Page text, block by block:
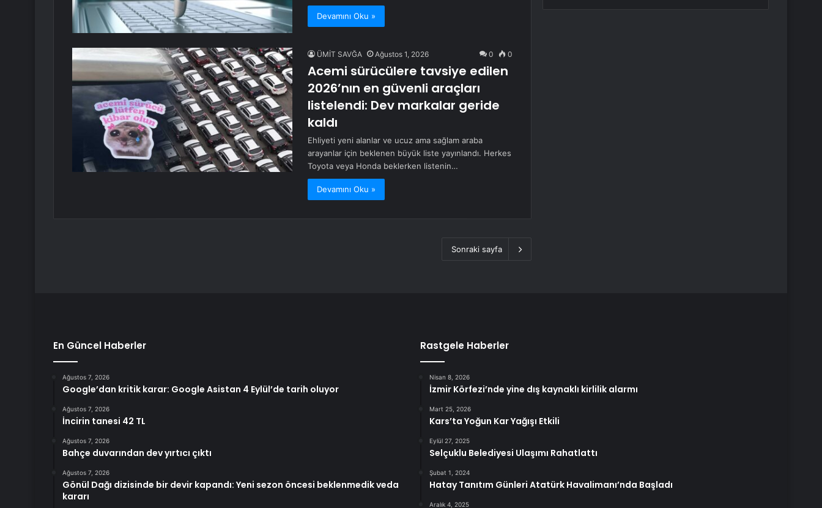
Devamını Oku »
ÜMİT SAVĞA Ağustos 1, 2026 0 0
Acemi sürücülere tavsiye edilen
2026’nın en güvenli araçları
listelendi: Dev markalar geride
kaldı
Ehliyeti yeni alanlar ve ucuz ama sağlam araba
arayanlar için beklenen büyük liste yayınlandı. Herkes
Toyota veya Honda beklerken listenin…
Devamını Oku »
Sonraki sayfa
En Güncel Haberler
Ağustos 7, 2026
Google’dan kritik karar: Google Asistan 4 Eylül’de tarih oluyor
Ağustos 7, 2026
İncirin tanesi 42 TL
Ağustos 7, 2026
Bahçe duvarından dev yırtıcı çıktı
Ağustos 7, 2026
Gönül Dağı dizisinde bir devir kapandı: Yeni sezon öncesi beklenmedik veda
kararı
Rastgele Haberler
Nisan 8, 2026
İzmir Körfezi’nde yine dış kaynaklı kirlilik alarmı
Mart 25, 2026
Kars’ta Yoğun Kar Yağışı Etkili
Eylül 27, 2025
Selçuklu Belediyesi Ulaşımı Rahatlattı
Şubat 1, 2024
Hatay Tanıtım Günleri Atatürk Havalimanı’nda Başladı
Aralık 4, 2025